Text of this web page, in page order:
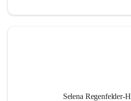
Selena Regenfelder-